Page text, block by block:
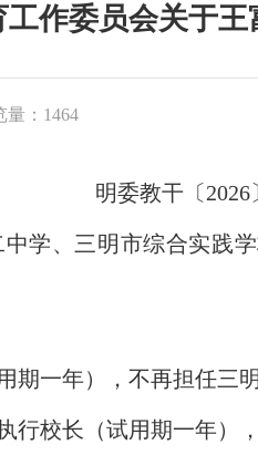
作委员会关于
量：1464
明委教干〔2026
中学、 三明市综合实践
用期一年），不再担任三
行校长（试用期一年）